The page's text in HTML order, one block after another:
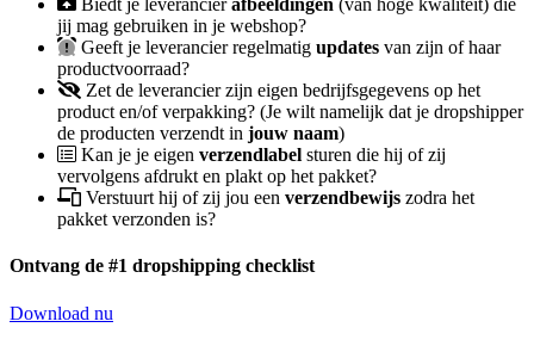
Biedt je leverancierafbeeldingen (van hoge kwaliteit) die
jij mag gebruiken in je webshop?
Geeft je leverancier regelmatig updates van zijn of haar
productvoorraad?
Zet de leverancier zijn eigen bedrijfsgegevens op het
product en/of verpakking? (Je wilt namelijk dat je dropshipper
de producten verzendt in jouw naam)
Kan je je eigen verzendlabel sturen die hij of zij
vervolgens afdrukt en plakt op het pakket?
Verstuurt hij of zij jou een verzendbewijs zodra het
pakket verzonden is?
Ontvang de #1 dropshipping checklist
Download nu